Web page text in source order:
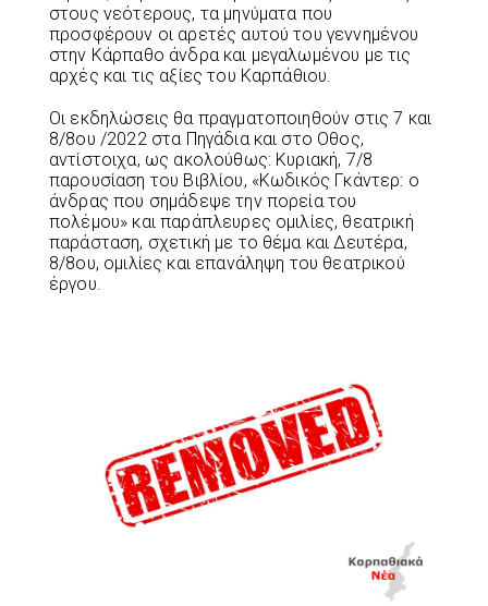
στους νεότερους, τα μηνύματα που
προσφέρουν οι αρετές αυτού του γεννημένου
στην Κάρπαθο άνδρα και μεγαλωμένου με τις
αρχές και τις αξίες του Καρπάθιου.
Οι εκδηλώσεις θα πραγματοποιηθούν στις 7 και
8/8ου /2022 στα Πηγάδια και στο Οθος,
αντίστοιχα, ως ακολούθως: Κυριακή, 7/8
παρουσίαση του Βιβλίου, «Κωδικός Γκάντερ: ο
άνδρας που σημάδεψε την πορεία του
πολέμου» και παράπλευρες ομιλίες, θεατρική
παράσταση, σχετική με το θέμα και Δευτέρα,
8/8ου, ομιλίες και επανάληψη του θεατρικού
έργου.